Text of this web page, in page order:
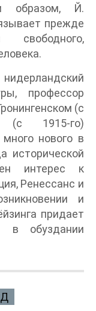
образом, Й.
прежде
профессор
(с
(с 1915-го)
много нового в
исторической
интерес к
Ренессанс и
и
придает
в обуздании